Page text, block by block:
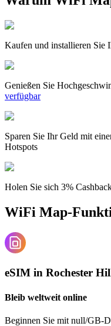
Kaufen und installieren Sie
Genießen Sie
verfügbar
Sparen Sie Ihr Geld mit
Hotspots
Holen Sie sich 3%
WiFi Map-
eSIM in Rochester
Bleib weltweit online
Beginnen Sie mit null/GB-